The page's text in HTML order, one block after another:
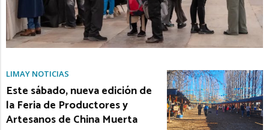
LIMAY NOTICIAS
Este sábado, nueva edición de
la Feria de Productores y
Artesanos de China Muerta